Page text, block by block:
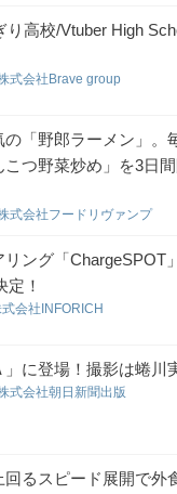
高校/Vtuber High
式会社Brave group
の「野郎ラーメン」
つ野菜炒め」を3日
式会社フードリヴァンプ
ング「ChargeSPOT
！
式会社INFORICH
に登場！撮影は蜷川
式会社朝日新聞出版
るスピード展開で